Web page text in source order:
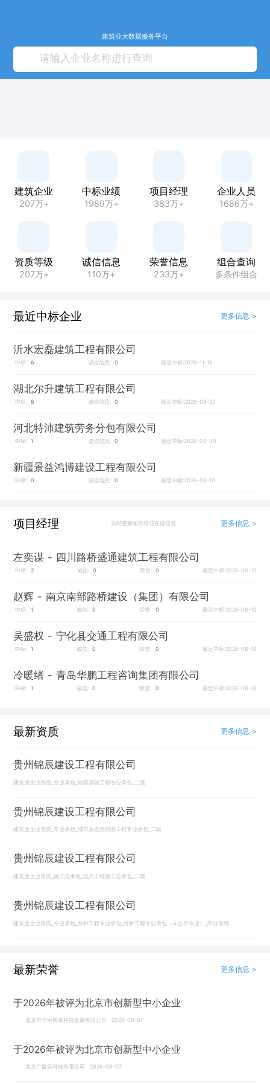
建筑业大数据服务平台
建筑企业
207万+
中标业绩
1989万+
项目经理
383万+
企业人员
1686万+
资质等级
207万+
诚信信息
110万+
荣誉信息
233万+
组合查询
多条件组合
最近中标企业 更多信息 >
沂水宏磊建筑工程有限公司
中标: 6 诚信信息: 0 最近中标:2026-11-18
湖北尔升建筑工程有限公司
中标: 6 诚信信息: 0 最近中标:2026-09-22
河北特沛建筑劳务分包有限公司
中标: 1 诚信信息: 0 最近中标:2026-08-30
新疆景益鸿博建设工程有限公司
中标: 0 诚信信息: 0 最近中标:2026-08-10
项目经理 实时更新项目经理在建信息 更多信息 >
左奕谋 - 四川路桥盛通建筑工程有限公司
中标: 2 诚信: 0 荣誉: 0 最近中标:2026-08-10
赵辉 - 南京南部路桥建设（集团）有限公司
中标: 1 诚信: 0 荣誉: 0 最近中标:2026-08-10
吴盛权 - 宁化县交通工程有限公司
中标: 1 诚信: 0 荣誉: 0 最近中标:2026-08-10
冷暖绪 - 青岛华鹏工程咨询集团有限公司
中标: 1 诚信: 0 荣誉: 0 最近中标:2026-08-10
最新资质 更多信息 >
贵州锦辰建设工程有限公司
建筑业企业资质_专业承包_地基基础工程专业承包_二级
贵州锦辰建设工程有限公司
建筑业企业资质_专业承包_城市及道路照明工程专业承包_二级
贵州锦辰建设工程有限公司
建筑业企业资质_施工总承包_电力工程施工总承包_二级
贵州锦辰建设工程有限公司
建筑业企业资质_专业承包_特种工程专业承包_特种工程专业承包（未公示专业）_不分等级
最新荣誉 更多信息 >
于2026年被评为北京市创新型中小企业
北京市华宇博泰科技发展有限公司 2026-08-07
于2026年被评为北京市创新型中小企业
北京广监云科技有限公司 2026-08-07